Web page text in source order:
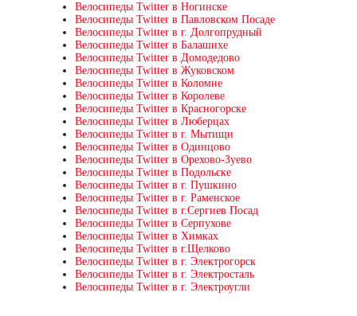
Велосипеды Twitter в Ногинске
Велосипеды Twitter в Павловском Посаде
Велосипеды Twitter в г. Долгопрудный
Велосипеды Twitter в Балашихе
Велосипеды Twitter в Домодедово
Велосипеды Twitter в Жуковском
Велосипеды Twitter в Коломне
Велосипеды Twitter в Королеве
Велосипеды Twitter в Красногорске
Велосипеды Twitter в Люберцах
Велосипеды Twitter в г. Мытищи
Велосипеды Twitter в Одинцово
Велосипеды Twitter в Орехово-Зуево
Велосипеды Twitter в Подольске
Велосипеды Twitter в г. Пушкино
Велосипеды Twitter в г. Раменское
Велосипеды Twitter в г.Сергиев Посад
Велосипеды Twitter в Серпухове
Велосипеды Twitter в Химках
Велосипеды Twitter в г.Щелково
Велосипеды Twitter в г. Электрогорск
Велосипеды Twitter в г. Электросталь
Велосипеды Twitter в г. Электроугли